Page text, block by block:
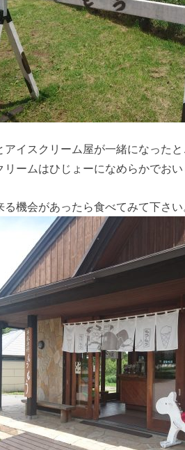
アイスクリーム屋が一緒になったと
リームはひじょーになめらかでおい
機会があったら食べてみて下さい